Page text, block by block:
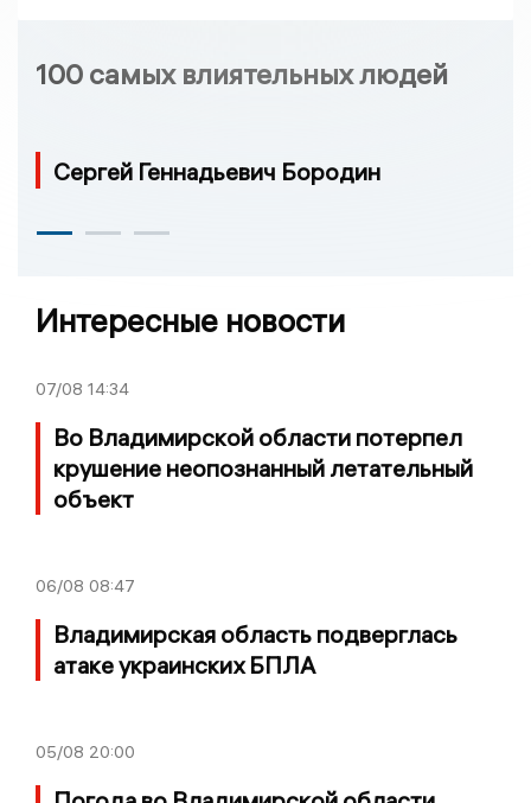
100 самых влиятельных людей
Сергей Геннадьевич Бородин
Интересные новости
07/08 14:34
Во Владимирской области потерпел
крушение неопознанный летательный
объект
06/08 08:47
Владимирская область подверглась
атаке украинских БПЛА
05/08 20:00